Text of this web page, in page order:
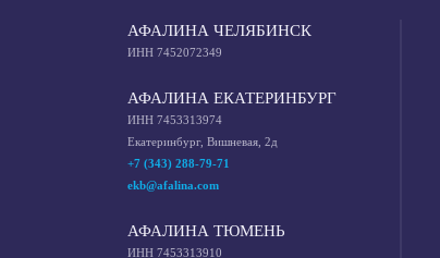
АФАЛИНА ЧЕЛЯБИНСК
ИНН 7452072349
АФАЛИНА ЕКАТЕРИНБУРГ
ИНН 7453313974
Екатеринбург, Вишневая, 2д
+7 (343) 288-79-71
ekb@afalina.com
АФАЛИНА ТЮМЕНЬ
ИНН 7453313910